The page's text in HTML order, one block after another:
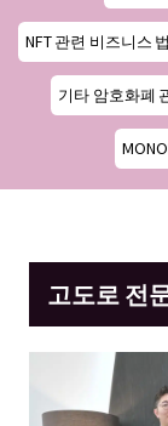
NFT 관련 비즈니스
기타 암호화폐
고도로 전